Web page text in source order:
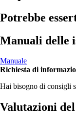
Potrebbe
Manuali delle
Manuale
Richiesta di
Hai bisogno di consigli
Valutazioni